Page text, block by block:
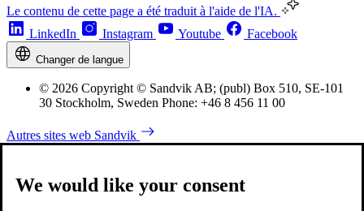
Le contenu de cette page a été traduit à l'aide de l'IA.
LinkedIn
Instagram Youtube Facebook
Changer de langue
© 2026 Copyright © Sandvik AB; (publ) Box 510, SE-101
30 Stockholm, Sweden Phone: +46 8 456 11 00
Autres sites web Sandvik
We would like your consent